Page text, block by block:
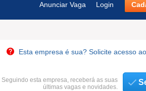
Anunciar Vaga Login
Esta empresa é sua? Solicite acesso
Seguindo esta empresa, receberá as suas
últimas vagas e novidades.